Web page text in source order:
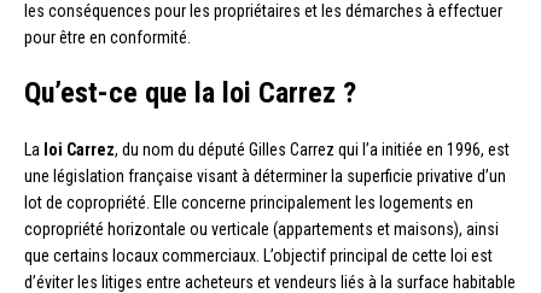
les conséquences pour les propriétaires et les démarches à effectuer
pour être en conformité.
Qu’est-ce que la loi Carrez ?
La loi Carrez, du nom du député Gilles Carrez qui l’a initiée en 1996, est
une législation française visant à déterminer la superficie privative d’un
lot de copropriété. Elle concerne principalement les logements en
copropriété horizontale ou verticale (appartements et maisons), ainsi
que certains locaux commerciaux. L’objectif principal de cette loi est
d’éviter les litiges entre acheteurs et vendeurs liés à la surface habitable